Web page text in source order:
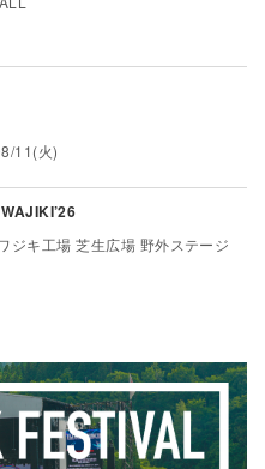
11(火)
ジキ工場 芝生広場 野外ステージ